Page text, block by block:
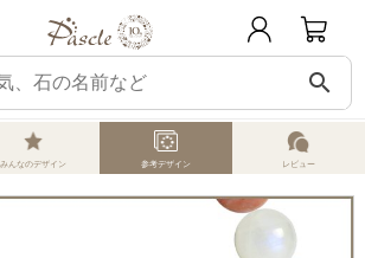
search
参考デザイン 淡水パール レディース6月 誕生
みんなのデザイン 参考デザイン レビュー